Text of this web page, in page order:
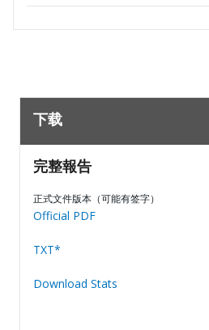
下载
完整報告
正式文件版本（可能有签字）
Official PDF
TXT*
Download Stats